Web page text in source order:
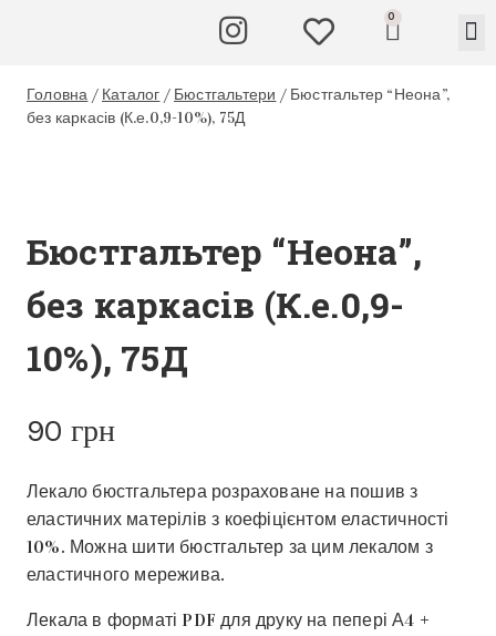
0
Головна / Каталог / Бюстгальтери / Бюстгальтер “Неона”,
без каркасів (К.е.0,9-10%), 75Д
Бюстгальтер “Неона”,
без каркасів (К.е.0,9-
10%), 75Д
90 грн
Лекало бюстгальтера розраховане на пошив з
еластичних матерілів з коефіцієнтом еластичності
10%. Можна шити бюстгальтер за цим лекалом з
еластичного мережива.
Лекала в форматі PDF для друку на пепері А4 +